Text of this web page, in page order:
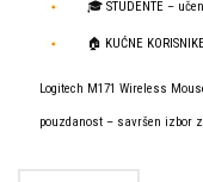
🎓 STUDENTE –
🏠 KUĆNE
Logitech M171 Wireless
pouzdanost – savršen izbor